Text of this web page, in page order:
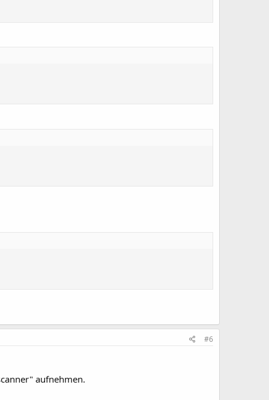
#6
aufnehmen.